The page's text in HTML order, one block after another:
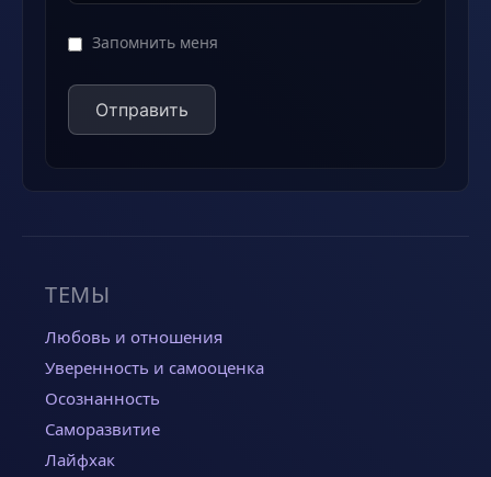
Запомнить меня
ТЕМЫ
Любовь и отношения
Уверенность и самооценка
Осознанность
Саморазвитие
Лайфхак